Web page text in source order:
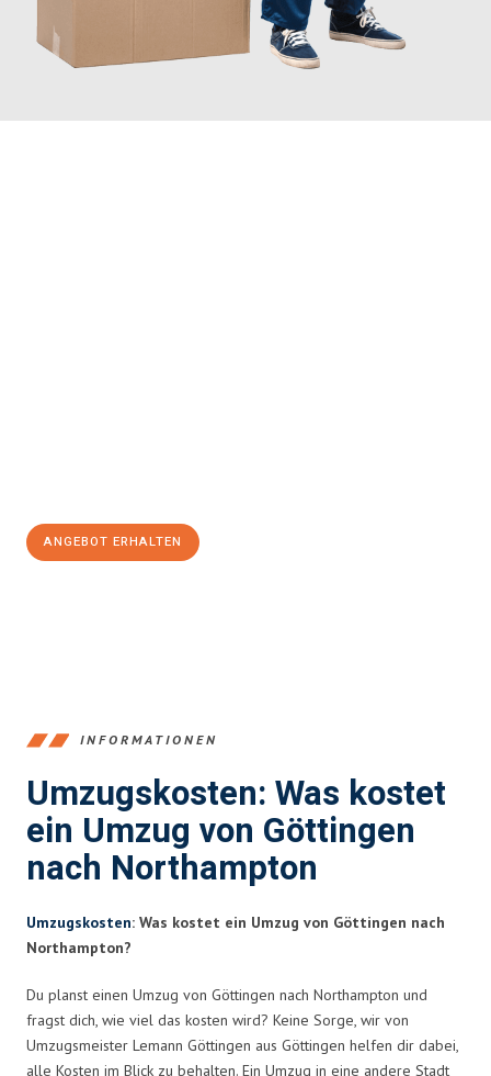
ANGEBOT ERHALTEN
INFORMATIONEN
Umzugskosten: Was kostet
ein Umzug von Göttingen
nach Northampton
Umzugskosten: Was kostet ein Umzug von Göttingen nach
Northampton?
Du planst einen Umzug von Göttingen nach Northampton und
fragst dich, wie viel das kosten wird? Keine Sorge, wir von
Umzugsmeister Lemann Göttingen aus Göttingen helfen dir dabei,
alle Kosten im Blick zu behalten. Ein Umzug in eine andere Stadt